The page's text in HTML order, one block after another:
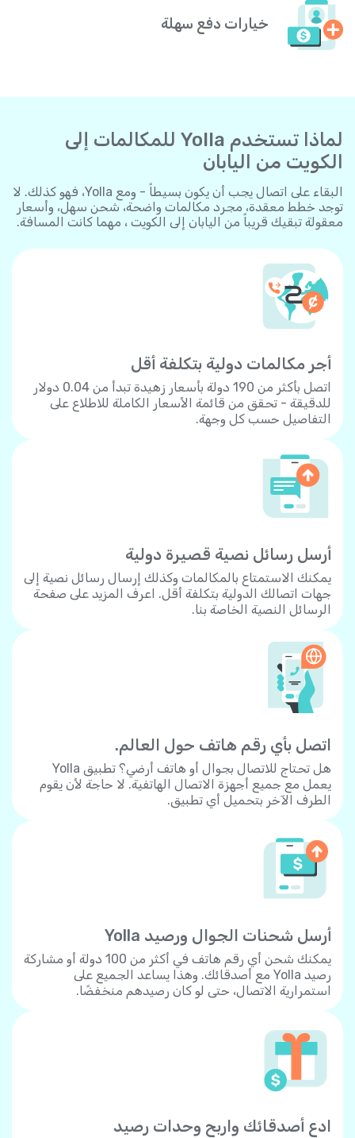
خيارات دفع سهلة
لماذا تستخدم Yolla للمكالمات إلى
الكويت من اليابان
البقاء على اتصال يجب أن يكون بسيطاً - ومع Yolla، فهو كذلك. لا
توجد خطط معقدة، مجرد مكالمات واضحة، شحن سهل، وأسعار
معقولة تبقيك قريباً من اليابان إلى الكويت ، مهما كانت المسافة.
أجر مكالمات دولية بتكلفة أقل
اتصل بأكثر من 190 دولة بأسعار زهيدة تبدأ من 0.04 دولار
للدقيقة - تحقق من قائمة الأسعار الكاملة للاطلاع على
التفاصيل حسب كل وجهة.
أرسل رسائل نصية قصيرة دولية
يمكنك الاستمتاع بالمكالمات وكذلك إرسال رسائل نصية إلى
جهات اتصالك الدولية بتكلفة أقل. اعرف المزيد على صفحة
الرسائل النصية الخاصة بنا.
اتصل بأي رقم هاتف حول العالم.
هل تحتاج للاتصال بجوال أو هاتف أرضي؟ تطبيق Yolla
يعمل مع جميع أجهزة الاتصال الهاتفية. لا حاجة لأن يقوم
الطرف الآخر بتحميل أي تطبيق.
أرسل شحنات الجوال ورصيد Yolla
يمكنك شحن أي رقم هاتف في أكثر من 100 دولة أو مشاركة
رصيد Yolla مع أصدقائك. وهذا يساعد الجميع على
استمرارية الاتصال، حتى لو كان رصيدهم منخفضًا.
ادع أصدقائك واربح وحدات رصيد